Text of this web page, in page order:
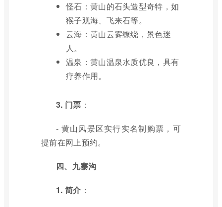
怪石：黄山的石头造型奇特，如
猴子观海、飞来石等。
云海：黄山云雾缭绕，景色迷
人。
温泉：黄山温泉水质优良，具有
疗养作用。
3. 门票 ：
- 黄山风景区实行实名制购票，可
提前在网上预约。
四、九寨沟
1. 简介 ：